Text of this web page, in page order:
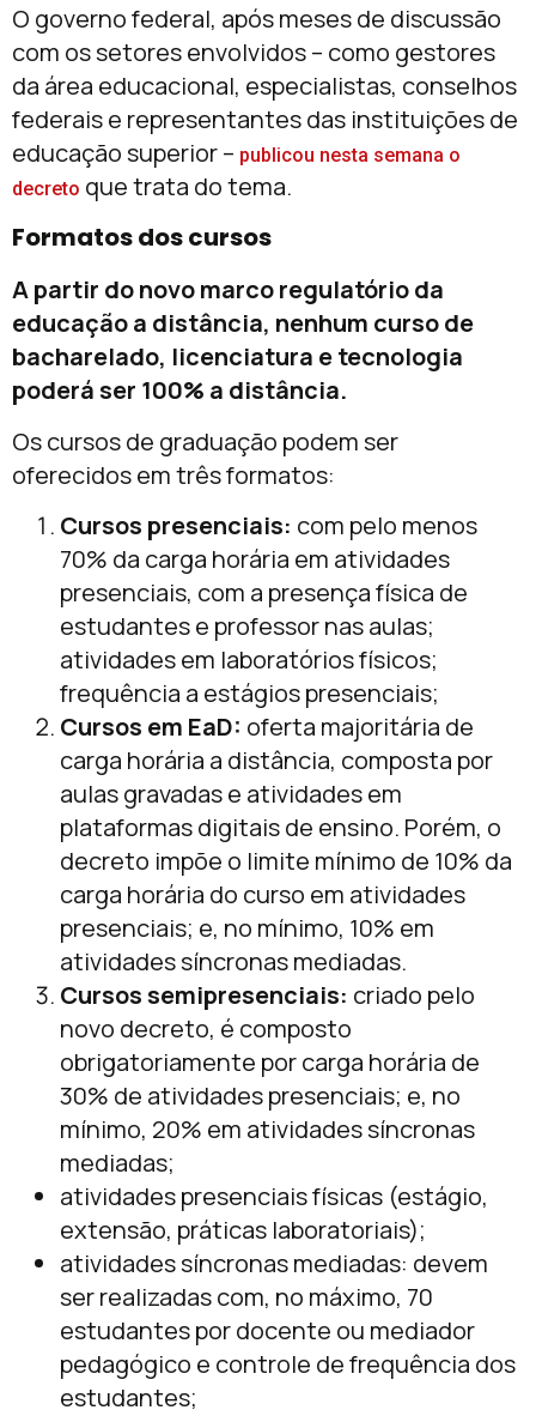
O governo federal, após meses de discussão
com os setores envolvidos – como gestores
da área educacional, especialistas, conselhos
federais e representantes das instituições de
educação superior – publicou nesta semana o
decreto que trata do tema.
Formatos dos cursos
A partir do novo marco regulatório da
educação a distância, nenhum curso de
bacharelado, licenciatura e tecnologia
poderá ser 100% a distância.
Os cursos de graduação podem ser
oferecidos em três formatos:
Cursos presenciais: com pelo menos
70% da carga horária em atividades
presenciais, com a presença física de
estudantes e professor nas aulas;
atividades em laboratórios físicos;
frequência a estágios presenciais;
Cursos em EaD: oferta majoritária de
carga horária a distância, composta por
aulas gravadas e atividades em
plataformas digitais de ensino. Porém, o
decreto impõe o limite mínimo de 10% da
carga horária do curso em atividades
presenciais; e, no mínimo, 10% em
atividades síncronas mediadas.
Cursos semipresenciais: criado pelo
novo decreto, é composto
obrigatoriamente por carga horária de
30% de atividades presenciais; e, no
mínimo, 20% em atividades síncronas
mediadas;
atividades presenciais físicas (estágio,
extensão, práticas laboratoriais);
atividades síncronas mediadas: devem
ser realizadas com, no máximo, 70
estudantes por docente ou mediador
pedagógico e controle de frequência dos
estudantes;